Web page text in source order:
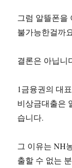
그럼 알뜰폰을
불가능한걸까
결론은 아닙니
1금융권의 대
비상금대출은
습니다.
그 이유는 NH
출할 수 없는